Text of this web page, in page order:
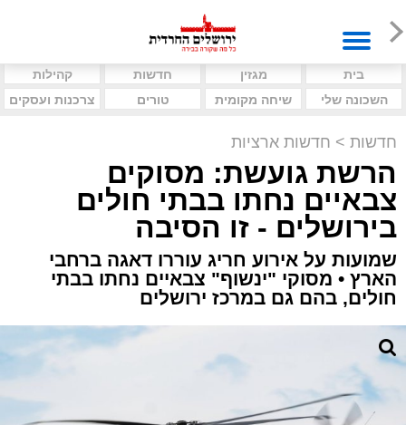
בית מגזין חדשות
קהילות
השכונה שלי
שיחה מקומית טורים צרכנות ועסקים
חדשות > חדשות ארציות
הרשת גועשת: מסוקים
צבאיים נחתו בבתי חולים
בירושלים - זו הסיבה
שמועות על אירוע חריג עוררו דאגה ברחבי
הארץ • מסוקי "ינשוף" צבאיים נחתו בבתי
חולים, בהם גם במרכז ירושלים